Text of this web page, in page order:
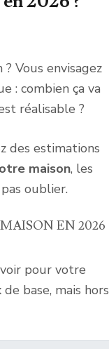
Vous envisagez
: combien ça va
réalisable ?
des estimations
maison, les
oublier.
EN 2026
pour votre
base, mais hors